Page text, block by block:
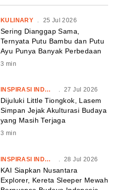
KULINARY . 25 Jul 2026
Sering Dianggap Sama,
Ternyata Putu Bambu dan Putu
Ayu Punya Banyak Perbedaan
3 min
INSPIRASI INDONESIA . 27 Jul 2026
Dijuluki Little Tiongkok, Lasem
Simpan Jejak Akulturasi Budaya
yang Masih Terjaga
3 min
INSPIRASI INDONESIA 28 Jul 2026
KAI Siapkan Nusantara
Explorer, Kereta Sleeper Mewah